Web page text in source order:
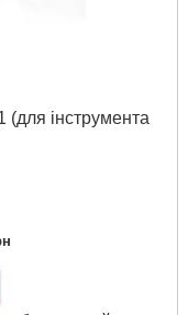
(для інструмента